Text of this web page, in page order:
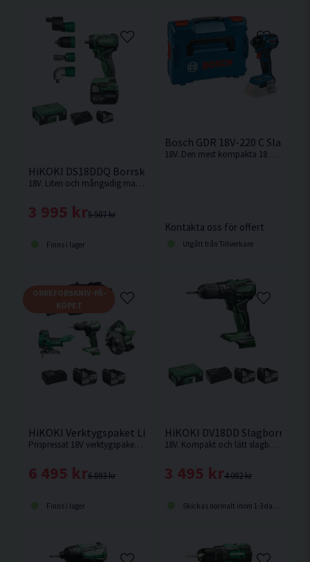
HiKOKI DS18DDQ Borrskruvdragare 18V (2x5,0Ah)
18V. Liten och mångsidig maskin med fyra chuckar i kompakt maskinkropp ger maximal åtkomst i trånga utrymmen.
5 507 kr
3 995 kr
Finns i lager
Bosch GDR 18V-220 C
18V. Den mest kompakta 18 V-slagskruvdragaren från Bosch Professional. Levereras utan batteri och laddare.
Kontakta oss för offert
Utgått från Tillverkare
HiKOKI Verktygspaket Liten 18V (2x5,0Ah)
Prispressat 18V verktygspaket från HiKOKI som innehåller skruvdragare, sticksåg. cirkelsåg, två batterier och en laddare.
6 893 kr
6 495 kr
Finns i lager
ORREFORSKNIV-PÅ-
KÖPET
HiKOKI DV18DD
18V. Kompakt och lätt slagborrmaskin från Hikoki.
4 082 kr
3 495 kr
Skickas normalt inom 1-3 dagar